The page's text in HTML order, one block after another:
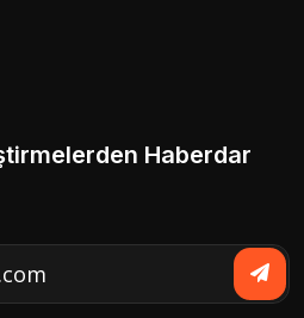
Haberdar